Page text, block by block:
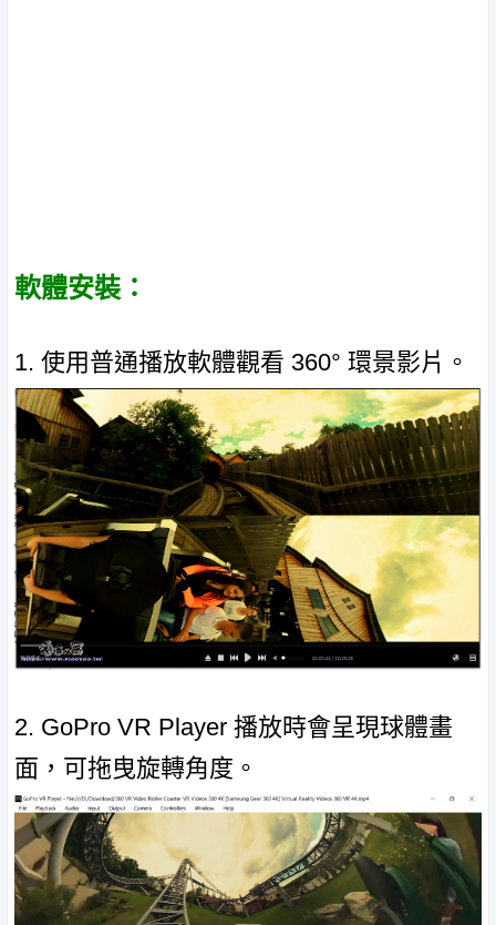
軟體安裝：
1. 使用普通播放軟體觀看 360° 環景影片。
2. GoPro VR Player 播放時會呈現球體畫
面，可拖曳旋轉角度。